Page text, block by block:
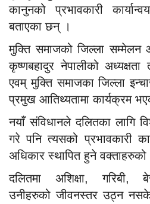
कानुनको प्रभावकारी
बताएका छन् ।
मुक्ति समाजको जिल्ला सम्मेलन
कृष्णबहादुर नेपालीको
एवम् मुक्ति समाजका जिल्ला
प्रमुख आतिथ्यतामा कार्यक्रम
नयाँ संविधानले दलितका लागि
गरे पनि त्यसको प्रभावकारी
अधिकार स्थापित हुने वक्ताहरुको
दलितमा अशिक्षा, गरिबी,
उनीहरुको जीवनस्तर उठ्न